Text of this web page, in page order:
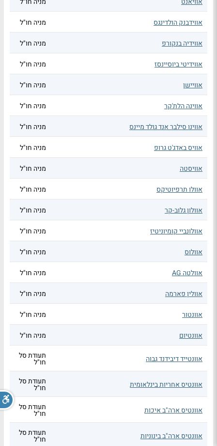
אווידבנק הולדינגס מניה חו"ל
אווידיה בנקורפ מניה חו"ל
אווידיטי ביוסיינסז מניה חו"ל
אוויישן מניה חו"ל
אווינה הלת'קר מניה חו"ל
אווינו סילבר אנד גולד מיינס מניה חו"ל
אוויס באדג'ט גרופ מניה חו"ל
אוויסטה מניה חו"ל
אוולו תרפיוטיקס מניה חו"ל
אוולון גלוב-קר מניה חו"ל
אוולונביי קומיוניטיז מניה חו"ל
אוולוס מניה חו"ל
אוולטה AG מניה חו"ל
אוולין פארמה מניה חו"ל
אוונטור מניה חו"ל
אוונטיום מניה חו"ל
אוונטייד דיבידנד גבוה תעודת סל
חו"ל
אוונטיס אחריות בינלאומית תעודת סל
חו"ל
אוונטיס ארה"ב איכות תעודת סל
חו"ל
אוונטיס ארה"ב בינוניות תעודת סל
חו"ל